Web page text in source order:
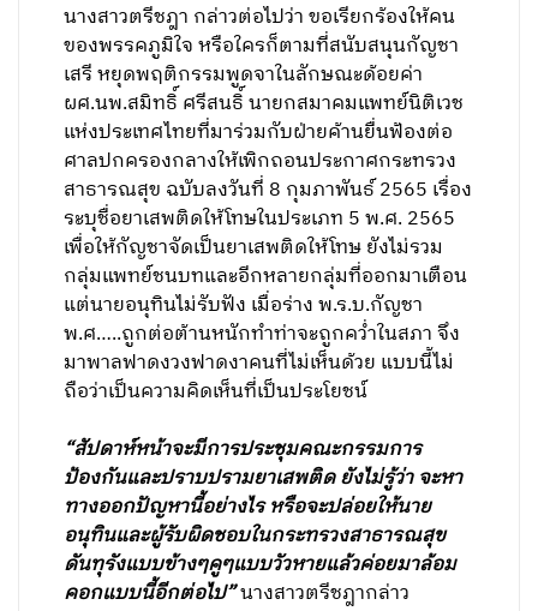
นางสาวตรีชฎา กล่าวต่อไปว่า ขอเรียกร้องให้คน
ของพรรคภูมิใจ หรือใครก็ตามที่สนับสนุนกัญชา
เสรี หยุดพฤติกรรมพูดจาในลักษณะด้อยค่า
ผศ.นพ.สมิทธิ์ ศรีสนธิ์ นายกสมาคมแพทย์นิติเวช
แห่งประเทศไทยที่มาร่วมกับฝ่ายค้านยื่นฟ้องต่อ
ศาลปกครองกลางให้เพิกถอนประกาศกระทรวง
สาธารณสุข ฉบับลงวันที่ 8 กุมภาพันธ์ 2565 เรื่อง
ระบุชื่อยาเสพติดให้โทษในประเภท 5 พ.ศ. 2565
เพื่อให้กัญชาจัดเป็นยาเสพติดให้โทษ ยังไม่รวม
กลุ่มแพทย์ชนบทและอีกหลายกลุ่มที่ออกมาเตือน
แต่นายอนุทินไม่รับฟัง เมื่อร่าง พ.ร.บ.กัญชา
พ.ศ…..ถูกต่อต้านหนักทำท่าจะถูกคว่ำในสภา จึง
มาพาลฟาดงวงฟาดงาคนที่ไม่เห็นด้วย แบบนี้ไม่
ถือว่าเป็นความคิดเห็นที่เป็นประโยชน์
“สัปดาห์หน้าจะมีการประชุมคณะกรรมการ
ป้องกันและปราบปรามยาเสพติด ยังไม่รู้ว่า จะหา
ทางออกปัญหานี้อย่างไร หรือจะปล่อยให้นาย
อนุทินและผู้รับผิดชอบในกระทรวงสาธารณสุข
ดันทุรังแบบข้างๆคูๆแบบวัวหายแล้วค่อยมาล้อม
คอกแบบนี้อีกต่อไป”นางสาวตรีชฎากล่าว